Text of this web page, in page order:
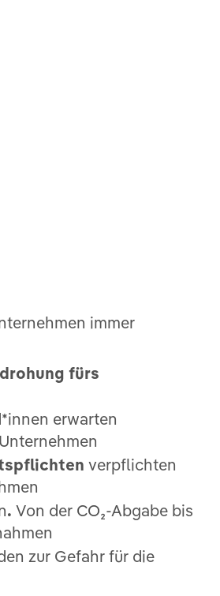
immer
fürs
erwarten
verpflichten
. Von der CO₂-Abgabe bis
zur Gefahr für die